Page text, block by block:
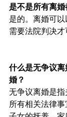
是不是所有离
是的。离婚可
需要法院判决才
什么是无争议
婚？
无争议离婚是
所有相关法律